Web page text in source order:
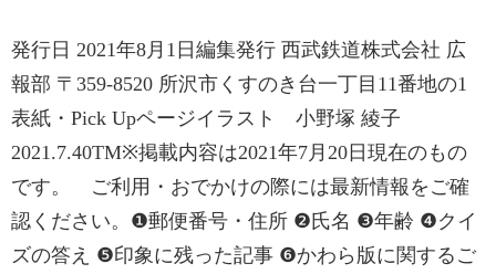
発行日 2021年8月1日編集発行 西武鉄道株式会社 広
報部 〒359-8520 所沢市くすのき台一丁目11番地の1
表紙・Pick Upページイラスト 小野塚 綾子
2021.7.40TM※掲載内容は2021年7月20日現在のもの
です。 ご利用・おでかけの際には最新情報をご確
認ください。❶郵便番号・住所 ❷氏名 ❸年齢 ❹クイ
ズの答え ❺印象に残った記事 ❻かわら版に関するご